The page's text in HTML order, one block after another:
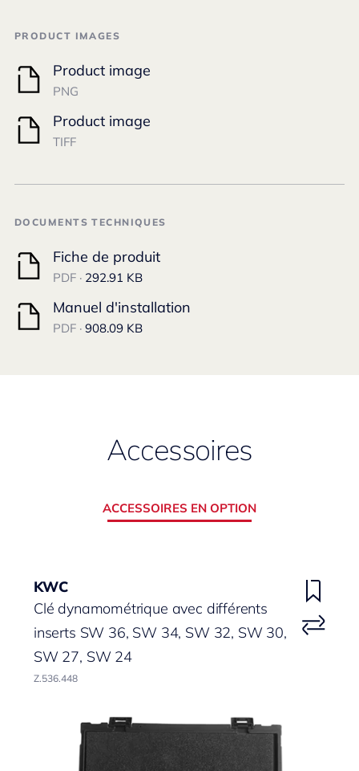
PRODUCT IMAGES
Product image
PNG
Product image
TIFF
DOCUMENTS TECHNIQUES
Fiche de produit
PDF · 292.91 KB
Manuel d'installation
PDF · 908.09 KB
Accessoires
ACCESSOIRES EN OPTION
KWC
Clé dynamométrique avec différents
inserts SW 36, SW 34, SW 32, SW 30,
SW 27, SW 24
Z.536.448